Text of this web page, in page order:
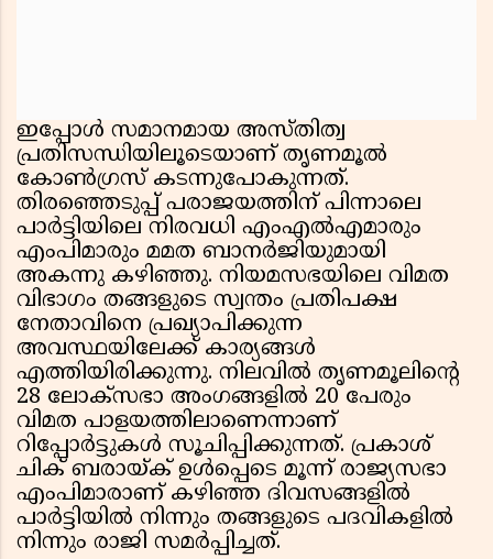
ഇപ്പോൾ സമാനമായ അസ്തിത്വ
പ്രതിസന്ധിയിലൂടെയാണ് തൃണമൂൽ
കോൺഗ്രസ് കടന്നുപോകുന്നത്.
തിരഞ്ഞെടുപ്പ് പരാജയത്തിന് പിന്നാലെ
പാർട്ടിയിലെ നിരവധി എംഎൽഎമാരും
എംപിമാരും മമത ബാനർജിയുമായി
അകന്നു കഴിഞ്ഞു. നിയമസഭയിലെ വിമത
വിഭാഗം തങ്ങളുടെ സ്വന്തം പ്രതിപക്ഷ
നേതാവിനെ പ്രഖ്യാപിക്കുന്ന
അവസ്ഥയിലേക്ക് കാര്യങ്ങൾ
എത്തിയിരിക്കുന്നു. നിലവിൽ തൃണമൂലിൻ്റെ
28 ലോക്സഭാ അംഗങ്ങളിൽ 20 പേരും
വിമത പാളയത്തിലാണെന്നാണ്
റിപ്പോർട്ടുകൾ സൂചിപ്പിക്കുന്നത്. പ്രകാശ്
ചിക് ബരായ്ക് ഉൾപ്പെടെ മൂന്ന് രാജ്യസഭാ
എംപിമാരാണ് കഴിഞ്ഞ ദിവസങ്ങളിൽ
പാർട്ടിയിൽ നിന്നും തങ്ങളുടെ പദവികളിൽ
നിന്നും രാജി സമർപ്പിച്ചത്.